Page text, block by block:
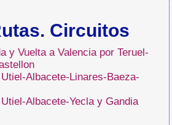
Circuitos
y Vuelta a Valencia por Teruel-
Albacete-Linares-Baeza-
Albacete-Yecla y Gandia